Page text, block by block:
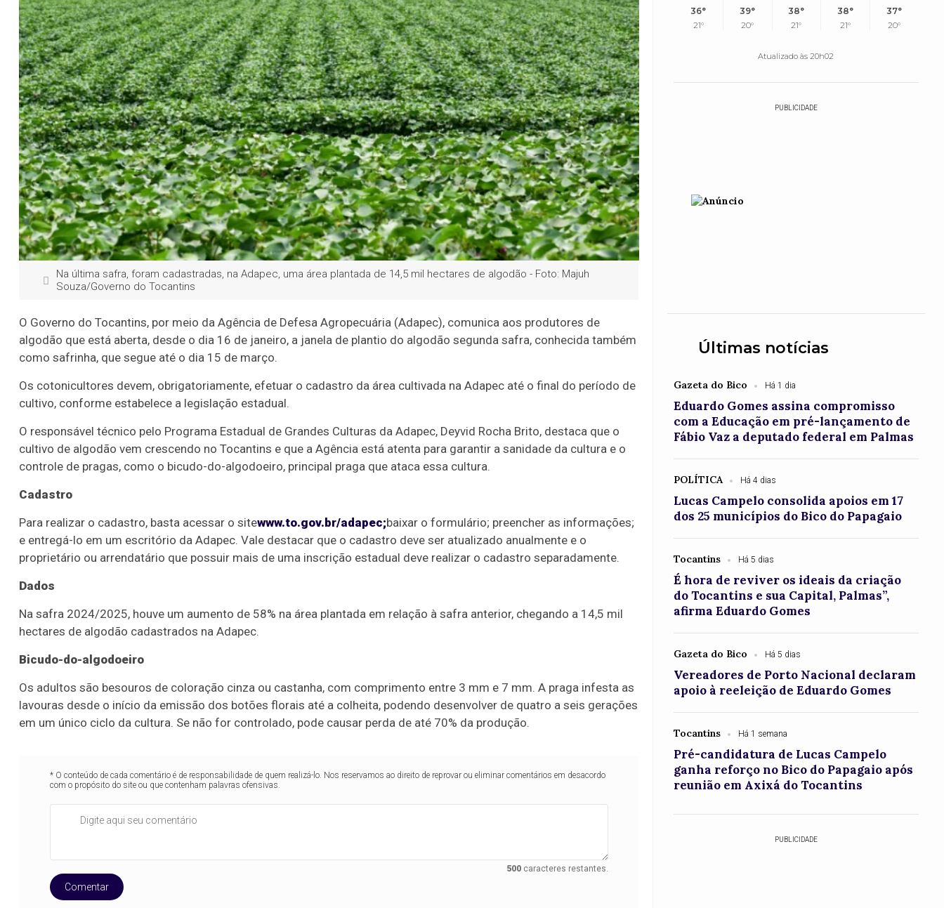
Na última safra, foram cadastradas, na Adapec, uma área plantada de 14,5 mil hectares de algodão - Foto: Majuh
Souza/Governo do Tocantins
O Governo do Tocantins, por meio da Agência de Defesa Agropecuária (Adapec), comunica aos produtores de
algodão que está aberta, desde o dia 16 de janeiro, a janela de plantio do algodão segunda safra, conhecida também
como safrinha, que segue até o dia 15 de março.
Os cotonicultores devem, obrigatoriamente, efetuar o cadastro da área cultivada na Adapec até o final do período de
cultivo, conforme estabelece a legislação estadual.
O responsável técnico pelo Programa Estadual de Grandes Culturas da Adapec, Deyvid Rocha Brito, destaca que o
cultivo de algodão vem crescendo no Tocantins e que a Agência está atenta para garantir a sanidade da cultura e o
controle de pragas, como o bicudo-do-algodoeiro, principal praga que ataca essa cultura.
Cadastro
Para realizar o cadastro, basta acessar o sitewww.to.gov.br/adapec;baixar o formulário; preencher as informações;
e entregá-lo em um escritório da Adapec. Vale destacar que o cadastro deve ser atualizado anualmente e o
proprietário ou arrendatário que possuir mais de uma inscrição estadual deve realizar o cadastro separadamente.
Dados
Na safra 2024/2025, houve um aumento de 58% na área plantada em relação à safra anterior, chegando a 14,5 mil
hectares de algodão cadastrados na Adapec.
Bicudo-do-algodoeiro
Os adultos são besouros de coloração cinza ou castanha, com comprimento entre 3 mm e 7 mm. A praga infesta as
lavouras desde o início da emissão dos botões florais até a colheita, podendo desenvolver de quatro a seis gerações
em um único ciclo da cultura. Se não for controlado, pode causar perda de até 70% da produção.
* O conteúdo de cada comentário é de responsabilidade de quem realizá-lo. Nos reservamos ao direito de reprovar ou eliminar comentários em desacordo
com o propósito do site ou que contenham palavras ofensivas.
500caracteres restantes.
Comentar
36°
21°
39°
20°
38°
21°
38°
21°
37°
20°
Atualizado às 20h02
PUBLICIDADE
Últimas notícias
Gazeta do Bico Há 1 dia
Eduardo Gomes assina compromisso
com a Educação em pré-lançamento de
Fábio Vaz a deputado federal em Palmas
POLÍTICA Há 4 dias
Lucas Campelo consolida apoios em 17
dos 25 municípios do Bico do Papagaio
Tocantins Há 5 dias
É hora de reviver os ideais da criação
do Tocantins e sua Capital, Palmas”,
afirma Eduardo Gomes
Gazeta do Bico Há 5 dias
Vereadores de Porto Nacional declaram
apoio à reeleição de Eduardo Gomes
Tocantins Há 1 semana
Pré-candidatura de Lucas Campelo
ganha reforço no Bico do Papagaio após
reunião em Axixá do Tocantins
PUBLICIDADE